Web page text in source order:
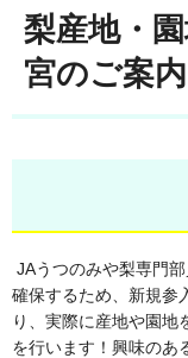
梨産地・
宮のご案内
JAうつのみや梨専門
確保するため、新規参
り、実際に産地や園地
を行います！興味のあ